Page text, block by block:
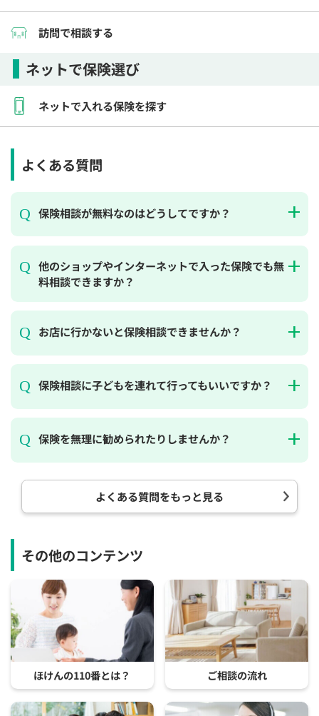
訪問で相談する
ネットで保険選び
ネットで入れる保険を探す
よくある質問
保険相談が無料なのはどうしてですか？
他のショップやインターネットで入った保険でも無
料相談できますか？
お店に行かないと保険相談できませんか？
保険相談に子どもを連れて行ってもいいですか？
保険を無理に勧められたりしませんか？
よくある質問をもっと見る
その他のコンテンツ
ほけんの110番とは？ ご相談の流れ